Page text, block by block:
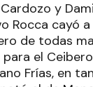
y
Rocca cayó
de todas
el
Frías, en